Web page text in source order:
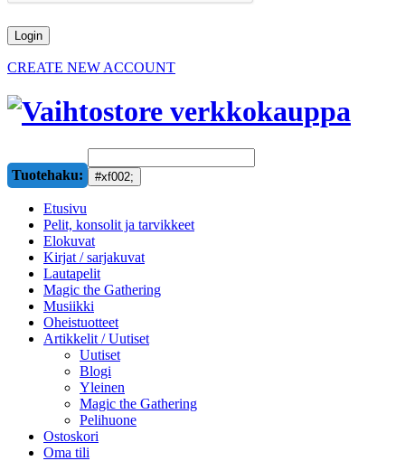
CREATE NEW ACCOUNT
Tuotehaku:
Etusivu
Pelit, konsolit ja tarvikkeet
Elokuvat
Kirjat / sarjakuvat
Lautapelit
Magic the Gathering
Musiikki
Oheistuotteet
Artikkelit / Uutiset
Uutiset
Blogi
Yleinen
Magic the Gathering
Pelihuone
Ostoskori
Oma tili